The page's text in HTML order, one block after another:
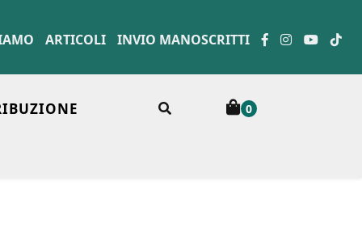
ARTICOLI INVIO MANOSCRITTI
0